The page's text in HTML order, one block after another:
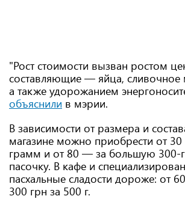
"Рост стоимости вызван ростом
составляющие — яйца, сливочное
а также удорожанием
объяснили в мэрии.
В зависимости от размера и
магазине можно приобрести от 30
грамм и от 80 — за большую
пасочку. В кафе и
пасхальные сладости дороже: от
300 грн за 500 г.